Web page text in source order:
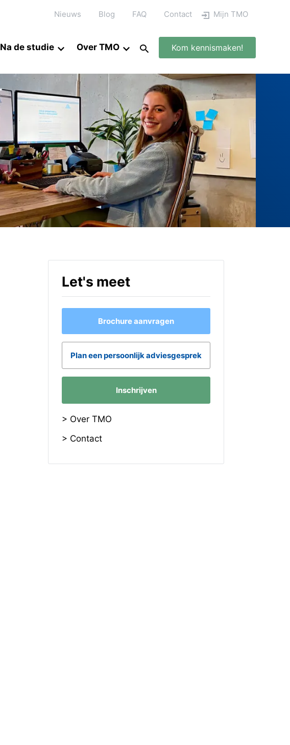
Nieuws Blog FAQ Contact Mijn TMO
Na de studie Over TMO Kom kennismaken!
Let's meet
Brochure aanvragen
Plan een persoonlijk adviesgesprek
Inschrijven
> Over TMO
> Contact